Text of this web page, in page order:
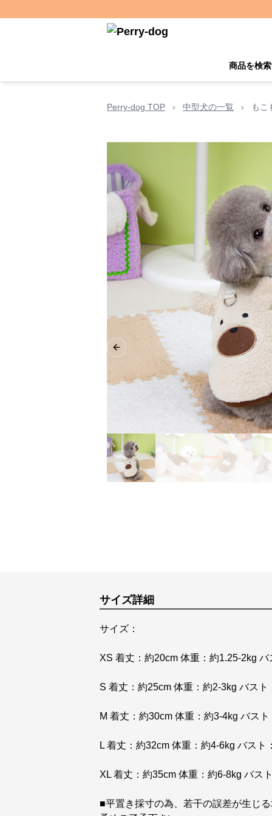
商品を検
Perry-dog TOP › 中型犬の一覧 › もこ
Previous slide
サイズ詳細
サイズ：
XS 着丈：約20cm 体重：約1.25-2kg
S 着丈：約25cm 体重：約2-3kg バスト
M 着丈：約30cm 体重：約3-4kg バス
L 着丈：約32cm 体重：約4-6kg バスト
XL 着丈：約35cm 体重：約6-8kg バス
■平置き採寸の為、若干の誤差が生じ